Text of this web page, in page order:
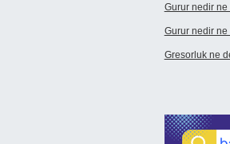
Gurur nedir
Gurur nedir
Gresorluk ne